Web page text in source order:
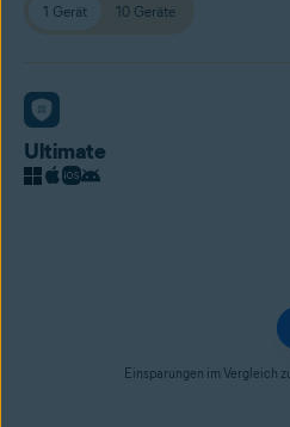
1 Gerät 10 Geräte
Ultimate
Einsparungen im Vergleich